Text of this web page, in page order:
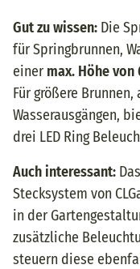
Gut zu wissen: Die
für Springbrunnen,
einer max. Höhe von
Für größere
Wasserausgängen,
drei LED Ring
Auch interessant:
Stecksystem von
in der
zusätzliche
steuern diese